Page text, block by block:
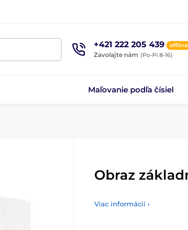
+421 222 205 439 offline
Zavolajte nám (Po-Pi 8-16)
Maľovanie podľa čísiel
Obraz
Viac informácií ›